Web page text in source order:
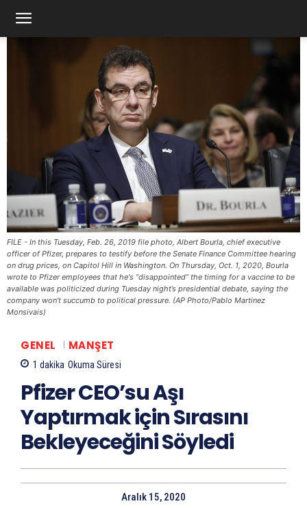
FILE - In this Tuesday, Feb. 26, 2019 file photo, Albert Bourla, chief executive
officer of Pfizer, prepares to testify before the Senate Finance Committee hearing
on drug prices, on Capitol Hill in Washington. On Thursday, Oct. 1, 2020, Bourla
wrote to Pfizer employees that he's “disappointed” the timing for a vaccine to be
available was politicized during Tuesday night’s presidential debate, saying the
company won’t succumb to political pressure. (AP Photo/Pablo Martinez
Monsivais)
GENEL MANŞET
1 dakika Okuma Süresi
Pfizer CEO’su Aşı
Yaptırmak için Sırasını
Bekleyeceğini Söyledi
Aralık 15, 2020